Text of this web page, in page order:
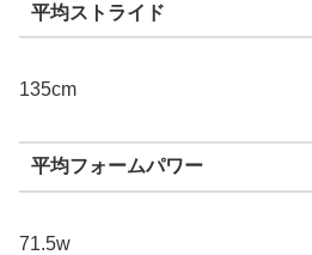
平均ストライド
135cm
平均フォームパワー
71.5w